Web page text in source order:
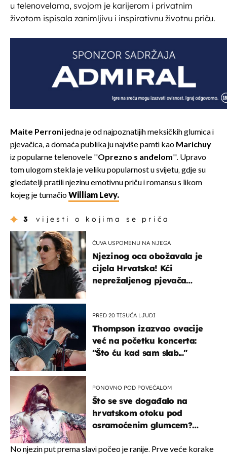
u telenovelama, svojom je karijerom i privatnim
životom ispisala zanimljivu i inspirativnu životnu priču.
Maite Perroni jedna je od najpoznatijih meksičkih glumica i
pjevačica, a domaća publika ju najviše pamti kao Marichuy
iz popularne telenovele ''Oprezno s anđelom''. Upravo
tom ulogom stekla je veliku popularnost u svijetu, gdje su
gledatelji pratili njezinu emotivnu priču i romansu s likom
kojeg je tumačioWilliam Levy.
3 vijesti o kojima se priča
ČUVA USPOMENU NA NJEGA
Njezinog oca obožavala je
cijela Hrvatska! Kći
neprežaljenog pjevača
PRED 20 TISUĆA LJUDI
Thompson izazvao ovacije
već na početku koncerta:
"Što ću kad sam slab..."
PONOVNO POD POVEĆALOM
Što se sve događalo na
hrvatskom otoku pod
osramoćenim glumcem?
izazivaju nevjericu
No njezin put prema slavi počeo je ranije. Prve veće korake